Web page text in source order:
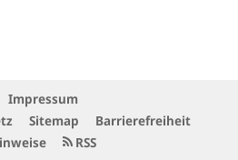
Impressum
Sitemap
Barrierefreiheit
RSS